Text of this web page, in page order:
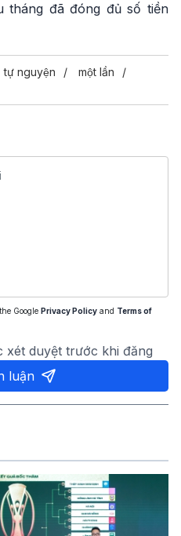
tháng đã đóng đủ số tiền
tự nguyện
một lần
Google Privacy Policy and Terms of
xét duyệt trước khi đăng
luận